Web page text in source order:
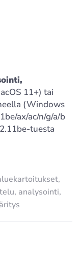
11+) tai
(Windows
ax/ac/n/g/a/b
tuesta
analysointi,